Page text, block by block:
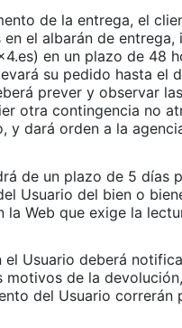
de la entrega, el
el albarán de
en un plazo de 48
su pedido hasta el
prever y observar
otra contingencia no
y dará orden a la
de un plazo de 5
Usuario del bien o
la Web que exige la
el Usuario deberá
de la
del Usuario